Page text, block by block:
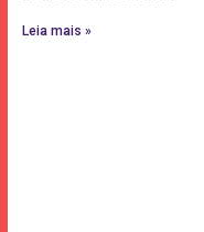
Leia mais »